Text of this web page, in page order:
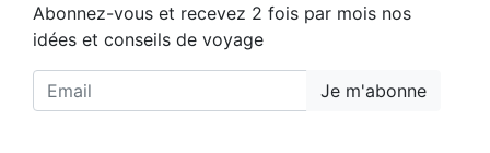
Abonnez-vous et recevez 2 fois par mois nos
idées et conseils de voyage
Je m'abonne